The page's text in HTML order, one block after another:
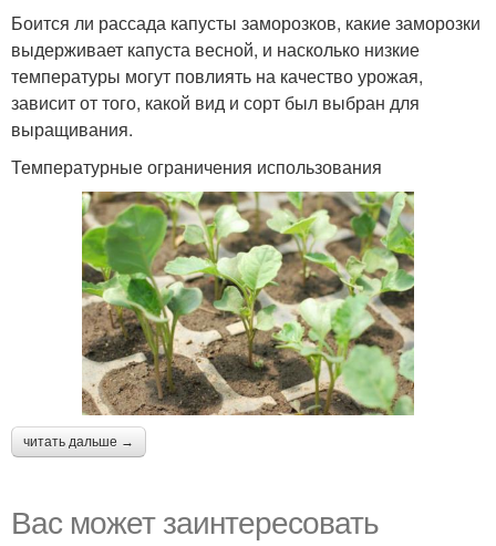
Боится ли рассада капусты заморозков, какие заморозки
выдерживает капуста весной, и насколько низкие
температуры могут повлиять на качество урожая,
зависит от того, какой вид и сорт был выбран для
выращивания.
Температурные ограничения использования
читать дальше →
Вас может заинтересовать